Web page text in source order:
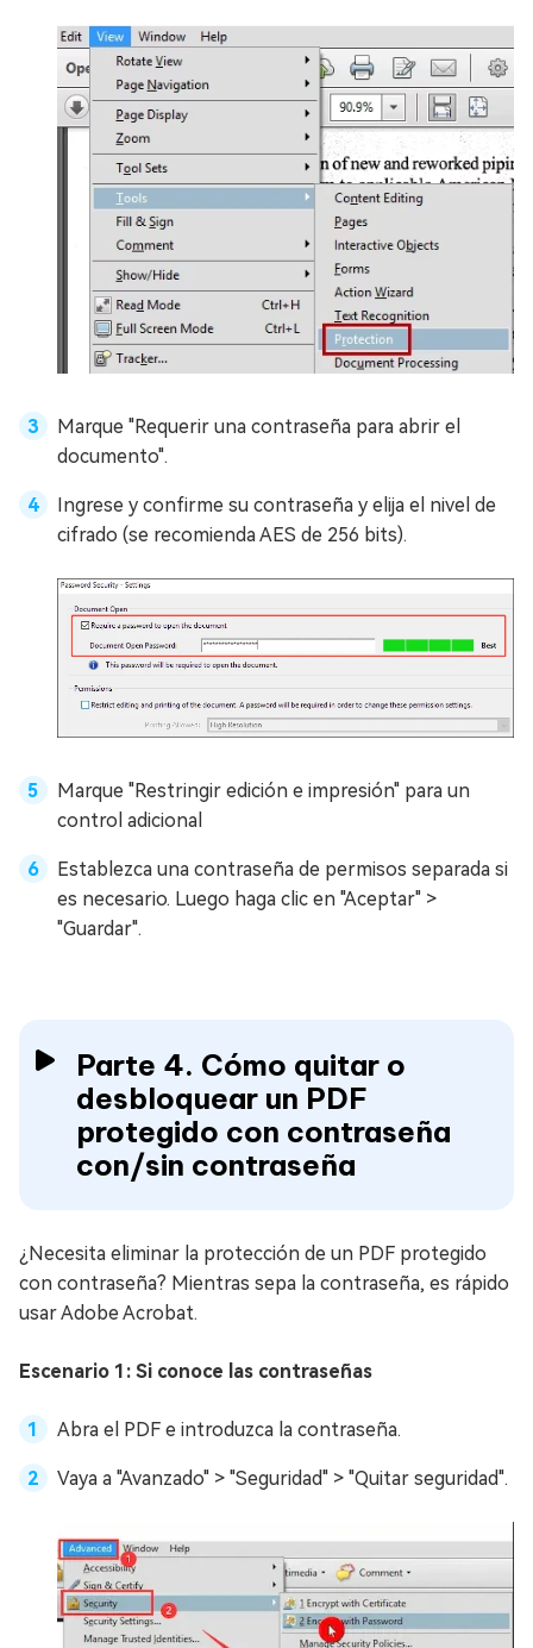
Marque "Requerir una contraseña para abrir el
documento".
Ingrese y confirme su contraseña y elija el nivel de
cifrado (se recomienda AES de 256 bits).
Marque "Restringir edición e impresión" para un
control adicional
Establezca una contraseña de permisos separada si
es necesario. Luego haga clic en "Aceptar" >
"Guardar".
Parte 4. Cómo quitar o
desbloquear un PDF
protegido con contraseña
con/sin contraseña
¿Necesita eliminar la protección de un PDF protegido
con contraseña? Mientras sepa la contraseña, es rápido
usar Adobe Acrobat.
Escenario 1: Si conoce las contraseñas
Abra el PDF e introduzca la contraseña.
Vaya a "Avanzado" > "Seguridad" > "Quitar seguridad".